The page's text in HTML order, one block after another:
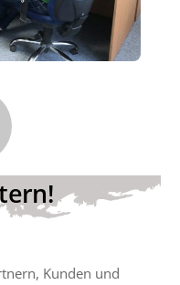
Kunden und